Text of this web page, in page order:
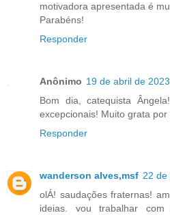
motivadora apresentada é
Parabéns!
Responder
Anônimo 19 de abril de
Bom dia, catequista
excepcionais! Muito grata por
Responder
wanderson alves,msf 22 de
olÁ! saudações fraternas!
ideias. vou trabalhar